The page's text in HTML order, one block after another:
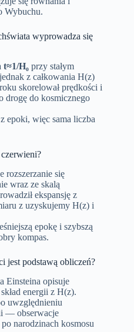
Wybuchu.
wyprowadza się
t≈1/H₀ przy stałym
z całkowania H(z)
skorelował prędkości i
drogę do kosmicznego
epoki, więc sama liczba
rozszerzanie się
wraz ze skalą
ekspansję z
z uzyskujemy H(z) i
epokę i szybszą
kompas.
jest podstawą obliczeń?
Einsteina opisuje
energii z H(z).
uwzględnieniu
— obserwacje
narodzinach kosmosu